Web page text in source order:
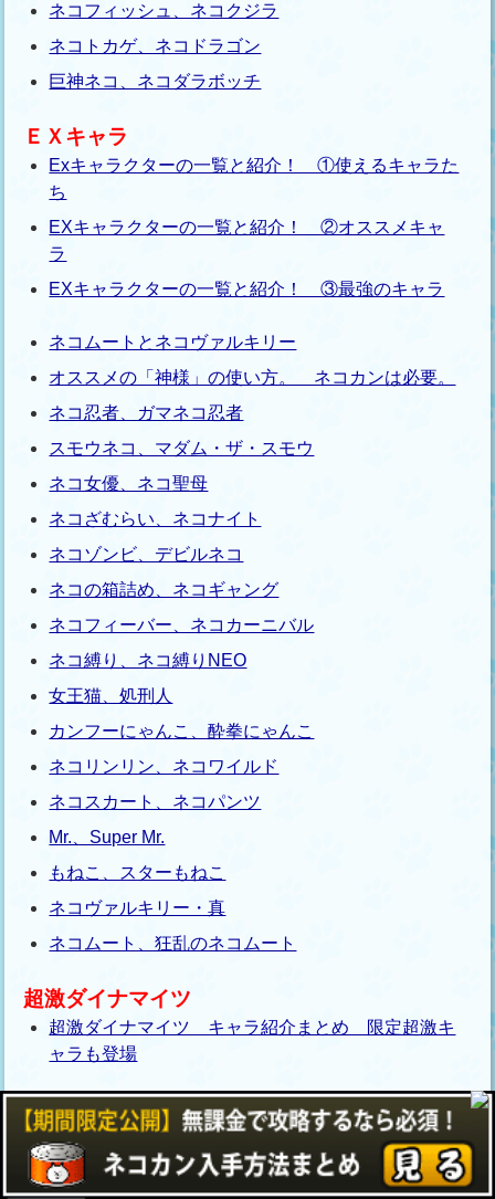
ネコフィッシュ、ネコクジラ
ネコトカゲ、ネコドラゴン
巨神ネコ、ネコダラボッチ
ＥＸキャラ
Exキャラクターの一覧と紹介！ ①使えるキャラた
ち
EXキャラクターの一覧と紹介！ ②オススメキャ
ラ
EXキャラクターの一覧と紹介！ ③最強のキャラ
ネコムートとネコヴァルキリー
オススメの「神様」の使い方。 ネコカンは必要。
ネコ忍者、ガマネコ忍者
スモウネコ、マダム・ザ・スモウ
ネコ女優、ネコ聖母
ネコざむらい、ネコナイト
ネコゾンビ、デビルネコ
ネコの箱詰め、ネコギャング
ネコフィーバー、ネコカーニバル
ネコ縛り、ネコ縛りNEO
女王猫、処刑人
カンフーにゃんこ、酔拳にゃんこ
ネコリンリン、ネコワイルド
ネコスカート、ネコパンツ
Mr.、Super Mr.
もねこ、スターもねこ
ネコヴァルキリー・真
ネコムート、狂乱のネコムート
超激ダイナマイツ
超激ダイナマイツ キャラ紹介まとめ 限定超激キ
ャラも登場
大人気記事！